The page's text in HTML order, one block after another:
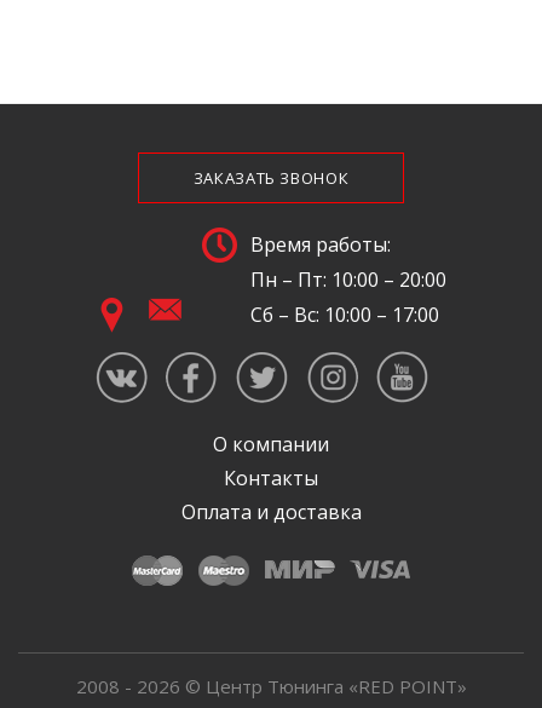
ЗАКАЗАТЬ ЗВОНОК
Время работы:
Пн – Пт: 10:00 – 20:00
Сб – Вс: 10:00 – 17:00
О компании
Контакты
Оплата и доставка
2008 - 2026 © Центр Тюнинга «RED POINT»